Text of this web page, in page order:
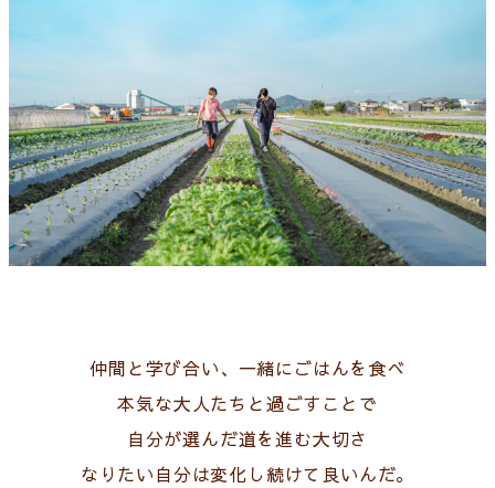
仲間と学び合い、一緒にごはんを食べ
本気な大人たちと過ごすことで
自分が選んだ道を進む大切さ
なりたい自分は変化し続けて良いんだ。